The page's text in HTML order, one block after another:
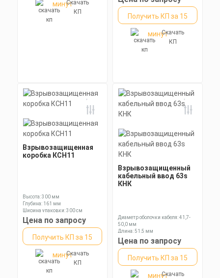
минутСкачать
КП
Получить КП за 15
минутСкачать
КП
Взрывозащищенная
коробка КСН11
Высота: 300 мм
Глубина: 161 мм
Ширина упаковки: 300 см
Цена по запросу
Получить КП за 15
минутСкачать
КП
Взрывозащищенный
кабельный ввод 63s
КНК
Диаметр оболочки кабеля: 41,7-
50,0 мм
Длина: 51,5 мм
Ключ: 70 мм
Цена по запросу
Получить КП за 15
минутСкачать